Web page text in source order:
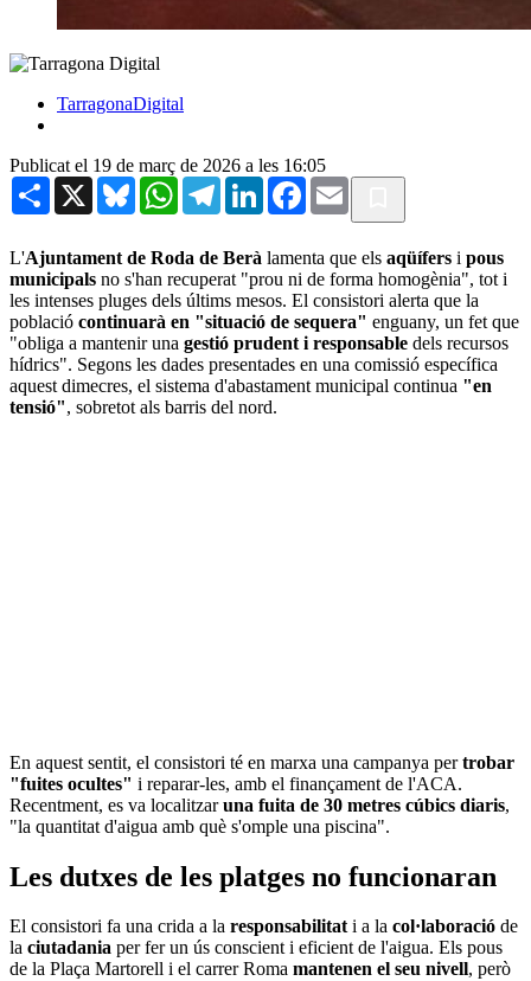
TarragonaDigital
Publicat el 19 de març de 2026 a les 16:05
Share X BlueskyWhatsAppTelegramLinkedInFacebook
Email
L'Ajuntament de Roda de Berà lamenta que els aqüífers i pous
municipals no s'han recuperat "prou ni de forma homogènia", tot i
les intenses pluges dels últims mesos. El consistori alerta que la
població continuarà en "situació de sequera" enguany, un fet que
"obliga a mantenir una gestió prudent i responsable dels recursos
hídrics". Segons les dades presentades en una comissió específica
aquest dimecres, el sistema d'abastament municipal continua "en
tensió", sobretot als barris del nord.
En aquest sentit, el consistori té en marxa una campanya pertrobar
"fuites ocultes" i reparar-les, amb el finançament de l'ACA.
Recentment, es va localitzaruna fuita de 30 metres cúbics diaris,
"la quantitat d'aigua amb què s'omple una piscina".
Les dutxes de les platges no funcionaran
El consistori fa una crida a la responsabilitati a la col·laboració de
la ciutadania per fer un ús conscient i eficient de l'aigua. Els pous
de la Plaça Martorell i el carrer Roma mantenen el seu nivell, però